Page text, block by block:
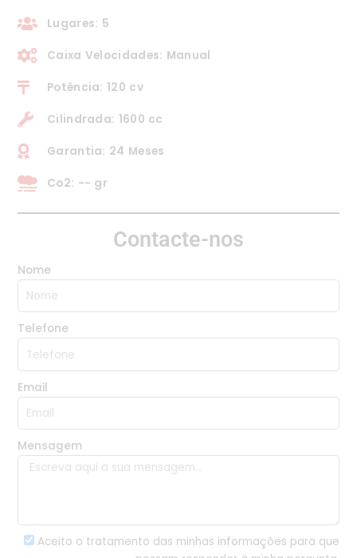
Lugares: 5
Caixa Velocidades: Manual
Potência: 120 cv
Cilindrada: 1600 cc
Garantia: 24 Meses
Co2: -- gr
Contacte-nos
Nome
Telefone
Email
Mensagem
Aceito o tratamento das minhas informações para que